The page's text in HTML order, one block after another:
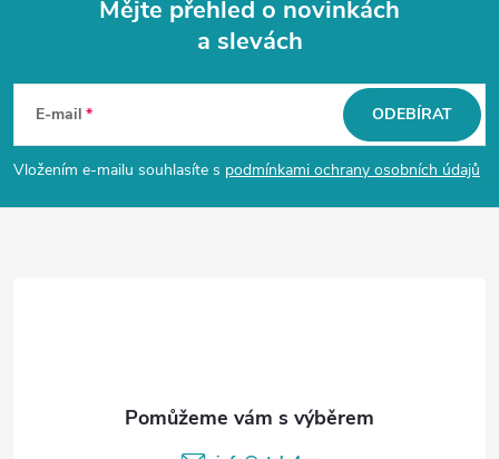
p
a
Mějte přehled o novinkách
a slevách
E-mail
Vložením e-mailu souhlasíte s podmínkami ochrany osobních údajů
ODEBÍRAT